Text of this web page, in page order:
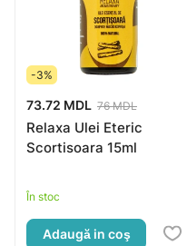
-3%
73.72 MDL 76 MDL
Relaxa Ulei Eteric
Scortisoara 15ml
În stoc
Adaugă in coş